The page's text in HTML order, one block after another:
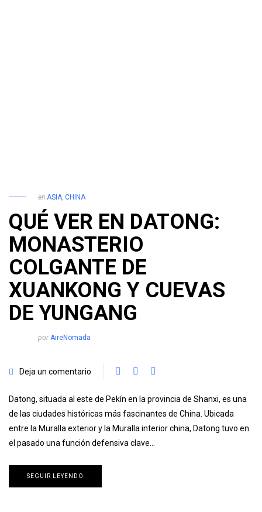
en ASIA, CHINA
QUÉ VER EN DATONG:
MONASTERIO
COLGANTE DE
XUANKONG Y CUEVAS
DE YUNGANG
por AireNomada
Deja un comentario
Datong, situada al este de Pekín en la provincia de Shanxi, es una
de las ciudades históricas más fascinantes de China. Ubicada
entre la Muralla exterior y la Muralla interior china, Datong tuvo en
el pasado una función defensiva clave…
SEGUIR LEYENDO